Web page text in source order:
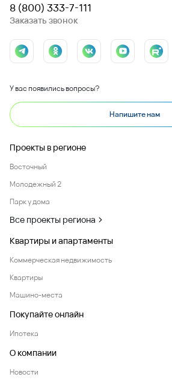
8 (800) 333-7-111
Заказать звонок
У вас появились вопросы?
Напишите нам
Проекты в регионе
Восточный
Молодежный 2
Парк у дома
Все проекты региона
Квартиры и апартаменты
Коммерческая недвижимость
Квартиры
Машино-места
Покупайте онлайн
Ипотека
О компании
Новости